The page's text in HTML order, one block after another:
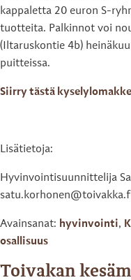
kappaletta 20 euron S-
tuotteita. Palkinnot voi
(Iltaruskontie 4b)
puitteissa.
Siirry tästä
Lisätietoja:
Hyvinvointisuunnittelija
Avainsanat: hyvinvointi,
osallisuus
Toivakan